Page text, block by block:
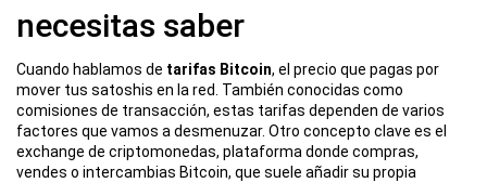
necesitas saber
Cuando hablamos de tarifas Bitcoin, el precio que pagas por
mover tus satoshis en la red . También conocidas como
comisiones de transacción, estas tarifas dependen de varios
factores que vamos a desmenuzar. Otro concepto clave es el
exchange de criptomonedas, plataforma donde compras,
vendes o intercambias Bitcoin, que suele añadir su propia